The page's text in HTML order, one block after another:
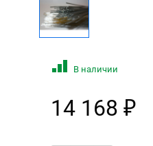
В наличии
14 168 ₽